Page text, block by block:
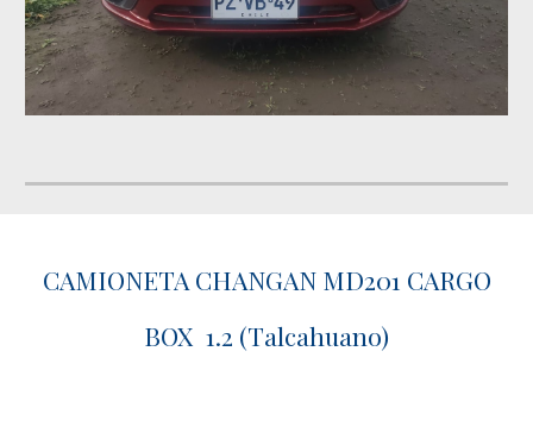
CAMIONETA CHANGAN MD201 CARGO
BOX 1.2 (Talcahuano)